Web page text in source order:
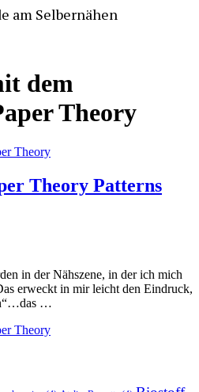
am Selbernähen
dem
Theory
Theory
Theory Patterns
in der Nähszene, in der ich mich
erweckt in mir leicht den Eindruck,
…
Theory